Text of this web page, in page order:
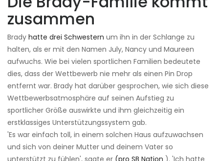
zusammen
Brady hatte drei Schwestern um ihn in der Schlange zu
halten, als er mit den Namen July, Nancy und Maureen
aufwuchs. Wie bei vielen sportlichen Familien bedeutete
dies, dass der Wettbewerb nie mehr als einen Pin Drop
entfernt war. Brady hat darüber gesprochen, wie sich diese
Wettbewerbsatmosphäre auf seinen Aufstieg zu
sportlicher Größe auswirkte und ihm gleichzeitig ein
erstklassiges Unterstützungssystem gab.
'Es war einfach toll, in einem solchen Haus aufzuwachsen
und sich von deiner Mutter und deinem Vater so
unterstützt zu fühlen', sagte er (pro SB Nation ). 'Ich hatte